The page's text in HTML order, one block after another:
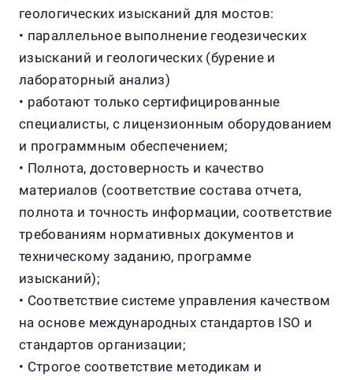
геологических изысканий для мостов:
• параллельное выполнение геодезических
изысканий и геологических (бурение и
лабораторный анализ)
• работают только сертифицированные
специалисты, с лицензионным оборудованием
и программным обеспечением;
• Полнота, достоверность и качество
материалов (соответствие состава отчета,
полнота и точность информации, соответствие
требованиям нормативных документов и
техническому заданию, программе
изысканий);
• Соответствие системе управления качеством
на основе международных стандартов ISO и
стандартов организации;
• Строгое соответствие методикам и